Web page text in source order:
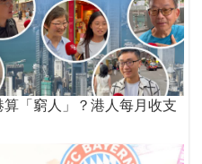
算「窮人」？港人每月收支